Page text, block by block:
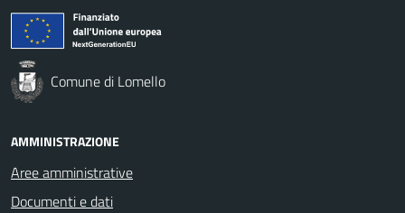
Comune di Lomello
AMMINISTRAZIONE
Aree amministrative
Documenti e dati